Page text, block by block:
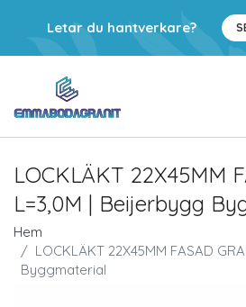
Letar du hantverkare?
LOCKLÄKT 22X45MM
L=3,0M | Beijerbygg
Hem
LOCKLÄKT 22X45MM FASAD
Byggmaterial